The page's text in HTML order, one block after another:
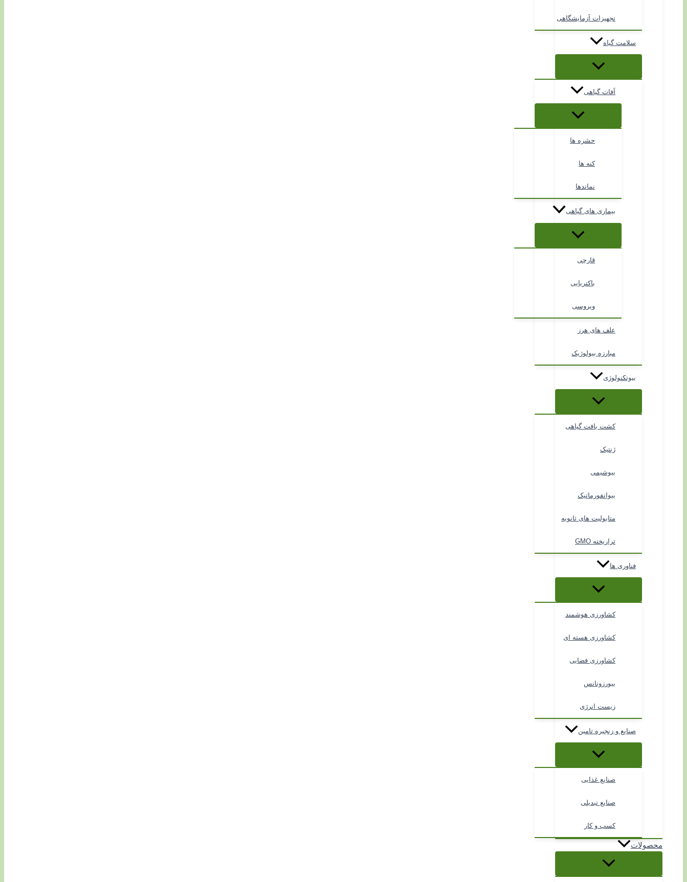
تجهیزات آزمایشگاهی
سلامت گیاه
آفات گیاهی
حشره ها
کنه ها
نماتدها
بیماری های گیاهی
قارچی
باکتریایی
ویروسی
علف های هرز
مبارزه بیولوژیک
بیوتکنولوژی
کشت بافت گیاهی
ژنتیک
بیوشیمی
بیوانفورماتیک
متابولیت های ثانویه
تراریخته GMO
فناوری ها
کشاورزی هوشمند
کشاورزی هسته ای
کشاورزی فضایی
بیورزونانس
زیست انرژی
صنایع و زنجیره تامین
صنایع غذایی
صنایع تبدیلی
کسب و کار
محصولات